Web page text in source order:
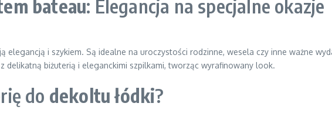
bateau: Elegancja na specjalne okazje
elegancją i szykiem. Są idealne na uroczystości rodzinne, wesela czy inne ważne
delikatną biżuterią i eleganckimi szpilkami, tworząc wyrafinowany look.
do dekoltu łódki?